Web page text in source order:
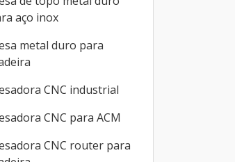
aço inox
metal duro para
CNC industrial
CNC para ACM
CNC router para